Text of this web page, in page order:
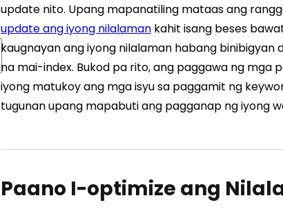
update nito. Upang mapanatiling mataas ang
update ang iyong nilalaman kahit isang beses
kaugnayan ang iyong nilalaman habang
na mai-index. Bukod pa rito, ang paggawa ng
iyong matukoy ang mga isyu sa paggamit ng
tugunan upang mapabuti ang pagganap ng iyong
Paano I-optimize ang